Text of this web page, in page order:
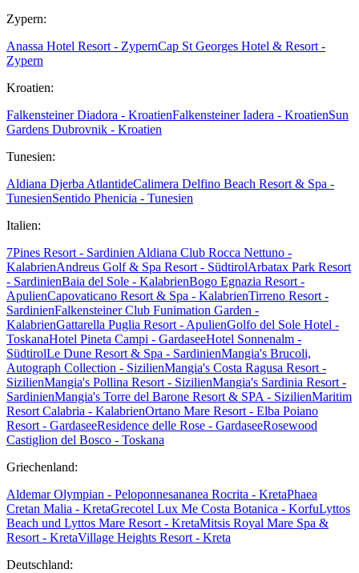
Zypern:
Anassa Hotel Resort - ZypernCap St Georges Hotel & Resort -
Zypern
Kroatien:
Falkensteiner Diadora - KroatienFalkensteiner Iadera - KroatienSun
Gardens Dubrovnik - Kroatien
Tunesien:
Aldiana Djerba AtlantideCalimera Delfino Beach Resort & Spa -
TunesienSentido Phenicia - Tunesien
Italien:
7Pines Resort - Sardinien Aldiana Club Rocca Nettuno -
KalabrienAndreus Golf & Spa Resort - SüdtirolArbatax Park Resort
- SardinienBaia del Sole - KalabrienBogo Egnazia Resort -
ApulienCapovaticano Resort & Spa - KalabrienTirreno Resort -
SardinienFalkensteiner Club Funimation Garden -
KalabrienGattarella Puglia Resort - ApulienGolfo del Sole Hotel -
ToskanaHotel Pineta Campi - GardaseeHotel Sonnenalm -
SüdtirolLe Dune Resort & Spa - SardinienMangia's Brucoli,
Autograph Collection - SizilienMangia's Costa Ragusa Resort -
SizilienMangia's Pollina Resort - SizilienMangia's Sardinia Resort -
SardinienMangia's Torre del Barone Resort & SPA - SizilienMaritim
Resort Calabria - KalabrienOrtano Mare Resort - Elba Poiano
Resort - GardaseeResidence delle Rose - GardaseeRosewood
Castiglion del Bosco - Toskana
Griechenland:
Aldemar Olympian - Peloponnesananea Rocrita - KretaPhaea
Cretan Malia - KretaGrecotel Lux Me Costa Botanica - KorfuLyttos
Beach und Lyttos Mare Resort - KretaMitsis Royal Mare Spa &
Resort - KretaVillage Heights Resort - Kreta
Deutschland: